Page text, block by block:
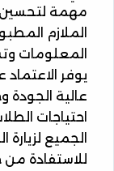
مهمة لتحسين
الملازم
المعلومات
يوفر
عالية
احتياجات
للاستفادة من